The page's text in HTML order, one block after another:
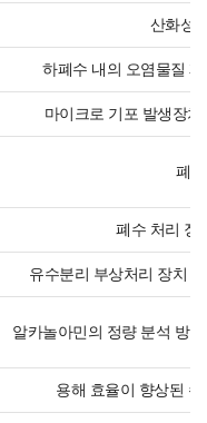
산화성
하폐수 내의 오염물질
마이크로 기포 발생장
폐
폐수 처리 장
유수분리 부상처리 장치
알카놀아민의 정량 분석 방
용해 효율이 향상된